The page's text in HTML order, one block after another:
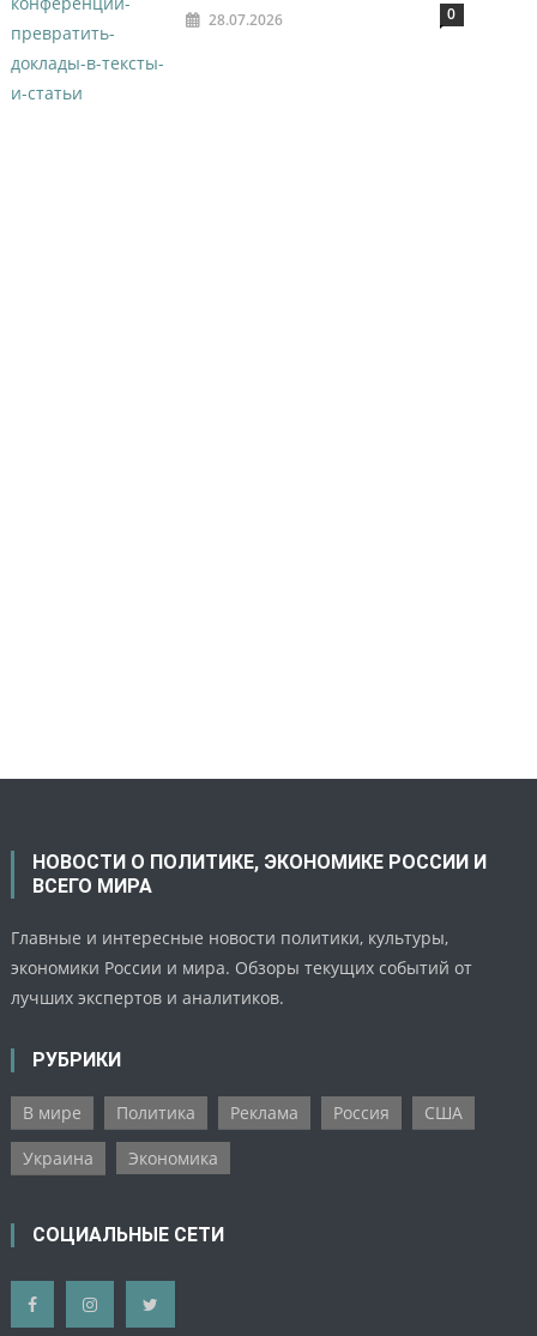
28.07.2026 0
НОВОСТИ О ПОЛИТИКЕ, ЭКОНОМИКЕ РОССИИ И
ВСЕГО МИРА
Главные и интересные новости политики, культуры,
экономики России и мира. Обзоры текущих событий от
лучших экспертов и аналитиков.
РУБРИКИ
В мире Политика Реклама Россия
США
Украина
Экономика
СОЦИАЛЬНЫЕ СЕТИ